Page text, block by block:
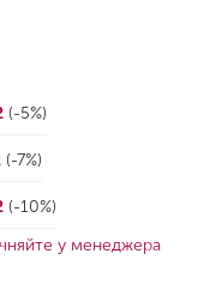
(-5%)
(-7%)
(-10%)
у менеджера